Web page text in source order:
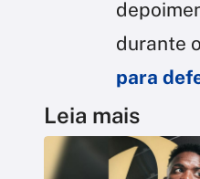
durante
para
Leia mais